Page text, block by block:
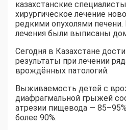
казахстанские
хирургическое лечение
редкими опухолями печени.
лечения были выписаны
Сегодня в Казахстане
результаты при лечении
врождённых патологий.
Выживаемость детей с
диафрагмальной грыжей
атрезии пищевода —
более 90%.